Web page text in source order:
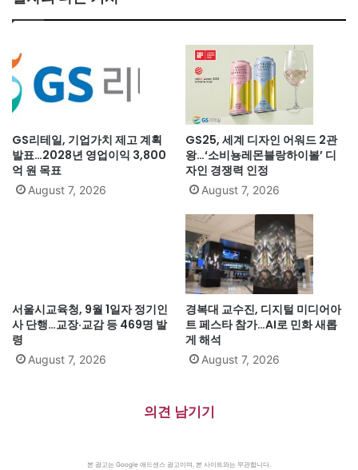
GS리테일, 기업가치 제고 계획
발표…2028년 영업이익 3,800
억 원 목표
August 7, 2026
GS25, 세계 디자인 어워드 2관
왕…‘소비뇽레몬블랑하이볼’ 디
자인 경쟁력 인정
August 7, 2026
서울시교육청, 9월 1일자 정기인
사 단행…교장·교감 등 469명 발
령
August 7, 2026
경복대 교수진, 디지털 미디어아
트 페스타 참가…AI로 민화 새롭
게 해석
August 7, 2026
의견 남기기
본 광고는 Google 애드센스 광고이며, 본 사이트와는 무관합니다.